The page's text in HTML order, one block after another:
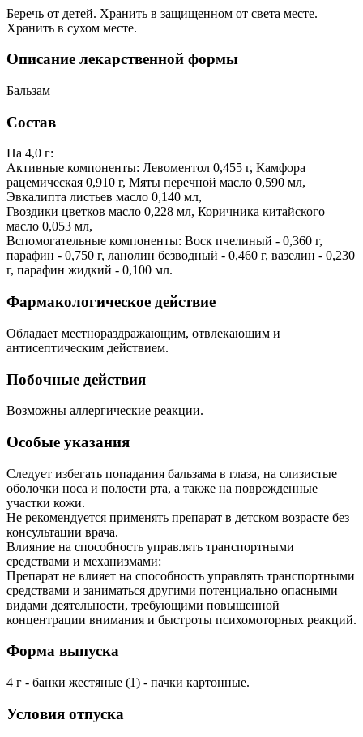
Беречь от детей. Хранить в защищенном от света месте.
Хранить в сухом месте.
Описание лекарственной формы
Бальзам
Состав
На 4,0 г:
Активные компоненты: Левоментол 0,455 г, Камфора
рацемическая 0,910 г, Мяты перечной масло 0,590 мл,
Эвкалипта листьев масло 0,140 мл,
Гвоздики цветков масло 0,228 мл, Коричника китайского
масло 0,053 мл,
Вспомогательные компоненты: Воск пчелиный - 0,360 г,
парафин - 0,750 г, ланолин безводный - 0,460 г, вазелин - 0,230
г, парафин жидкий - 0,100 мл.
Фармакологическое действие
Обладает местнораздражающим, отвлекающим и
антисептическим действием.
Побочные действия
Возможны аллергические реакции.
Особые указания
Следует избегать попадания бальзама в глаза, на слизистые
оболочки носа и полости рта, а также на поврежденные
участки кожи.
Не рекомендуется применять препарат в детском возрасте без
консультации врача.
Влияние на способность управлять транспортными
средствами и механизмами:
Препарат не влияет на способность управлять транспортными
средствами и заниматься другими потенциально опасными
видами деятельности, требующими повышенной
концентрации внимания и быстроты психомоторных реакций.
Форма выпуска
4 г - банки жестяные (1) - пачки картонные.
Условия отпуска